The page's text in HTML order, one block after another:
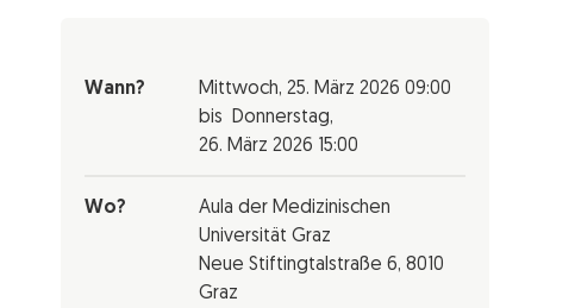
Wann? Mittwoch, 25. März 2026 09:00
bis Donnerstag,
26. März 2026 15:00
Wo?
Aula der Medizinischen
Universität Graz
Neue Stiftingtalstraße 6, 8010
Graz